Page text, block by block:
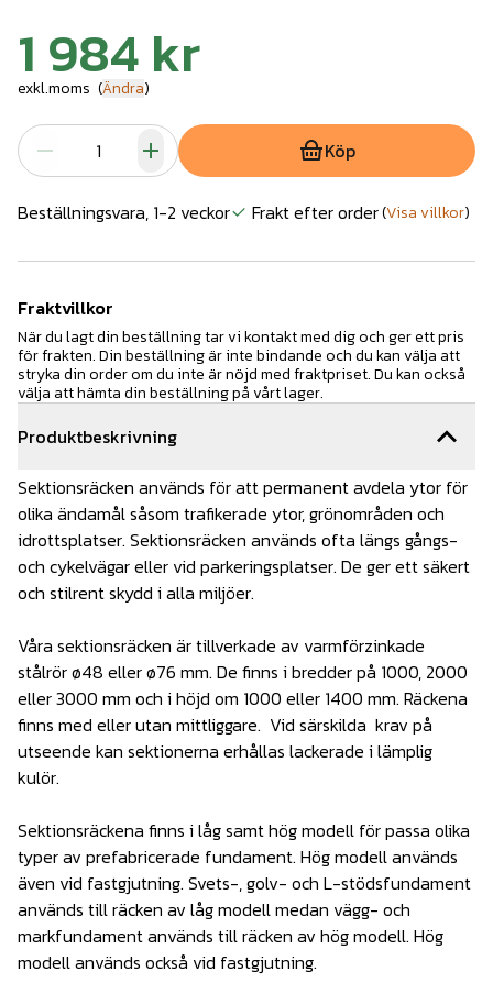
Produktbeskrivning
Sektionsräcken används för att permanent avdela ytor för
olika ändamål såsom trafikerade ytor, grönområden och
idrottsplatser. Sektionsräcken används ofta längs gångs-
och cykelvägar eller vid parkeringsplatser. De ger ett säkert
och stilrent skydd i alla miljöer.
Våra sektionsräcken är tillverkade av varmförzinkade
stålrör ø48 eller ø76 mm. De finns i bredder på 1000, 2000
eller 3000 mm och i höjd om 1000 eller 1400 mm. Räckena
finns med eller utan mittliggare. Vid särskilda krav på
utseende kan sektionerna erhållas lackerade i lämplig
kulör.
Sektionsräckena finns i låg samt hög modell för passa olika
typer av prefabricerade fundament. Hög modell används
även vid fastgjutning. Svets-, golv- och L-stödsfundament
används till räcken av låg modell medan vägg- och
markfundament används till räcken av hög modell. Hög
modell används också vid fastgjutning.
1 984 kr
exkl.moms (Ändra)
Köp
Beställningsvara, 1-2 veckor Frakt efter order(Visa villkor)
Fraktvillkor
När du lagt din beställning tar vi kontakt med dig och ger ett pris
för frakten. Din beställning är inte bindande och du kan välja att
stryka din order om du inte är nöjd med fraktpriset. Du kan också
välja att hämta din beställning på vårt lager.